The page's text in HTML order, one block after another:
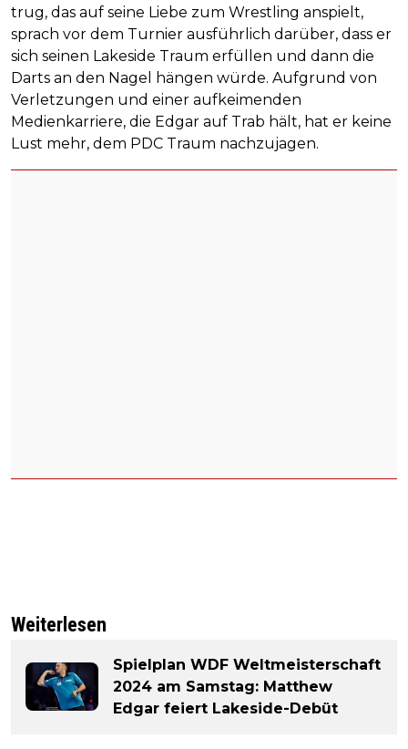
trug, das auf seine Liebe zum Wrestling anspielt,
sprach vor dem Turnier ausführlich darüber, dass er
sich seinen Lakeside Traum erfüllen und dann die
Darts an den Nagel hängen würde. Aufgrund von
Verletzungen und einer aufkeimenden
Medienkarriere, die Edgar auf Trab hält, hat er keine
Lust mehr, dem PDC Traum nachzujagen.
Weiterlesen
Spielplan WDF Weltmeisterschaft
2024 am Samstag: Matthew
Edgar feiert Lakeside-Debüt